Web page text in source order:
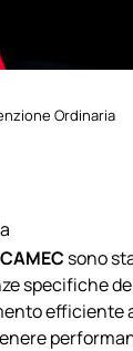
Ordinaria
CAMEC sono
specifiche
efficiente